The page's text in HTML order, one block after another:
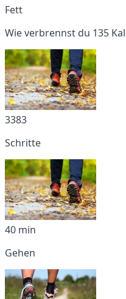
Fett
Wie verbrennst du 135
3383
Schritte
40 min
Gehen